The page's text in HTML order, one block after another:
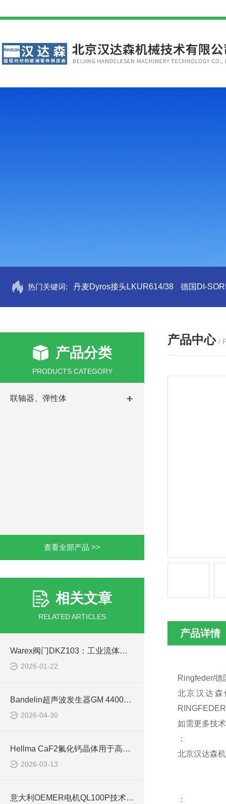
热门关键词: 丹麦Dyros接头LKUR614/38 德国DI-
产品分类
PRODUCTS CATEGORY
联轴器、弹性体
查看全部产品 >>
相关文章
RELATED ARTICLES
Warex阀门DKZ103：工业流体控制的可靠之选
2026-01-22
Bandelin超声波发生器GM 4400用于物质均质化
2026-04-30
Hellma CaF2氟化钙晶体用于高功率激光系统
2026-03-13
意大利OEMER电机QL100P技术参数
产品中心 /
产品详情
Ringfeder/
北京汉达森
如需更多技
：
北京汉达森
：